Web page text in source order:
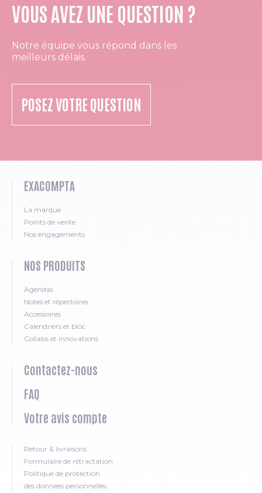
VOUS AVEZ UNE QUESTION ?
Notre équipe vous répond dans les
meilleurs délais.
POSEZ VOTRE QUESTION
EXACOMPTA
La marque
Points de vente
Nos engagements
NOS PRODUITS
Agendas
Notes et répertoires
Accessoires
Calendriers et bloc
Collabs et innovations
Contactez-nous
FAQ
Votre avis compte
Retour & livraisons
Formulaire de rétractation
Politique de protection
des données personnelles